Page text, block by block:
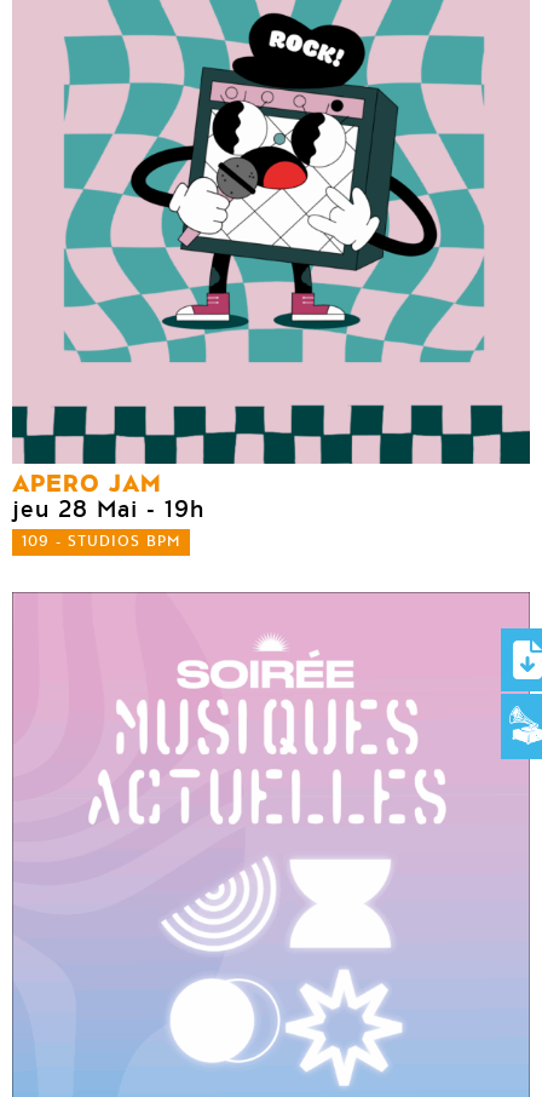
APERO JAM
jeu 28 Mai - 19h
109 - STUDIOS BPM